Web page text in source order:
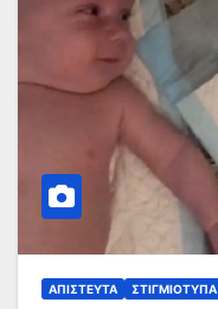
ΑΠΊΣΤΕΥΤΑ ΣΤΙΓΜΙΌΤΥΠΑ